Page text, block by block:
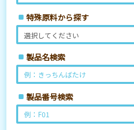
特殊原料から探す
製品名検索
製品番号検索